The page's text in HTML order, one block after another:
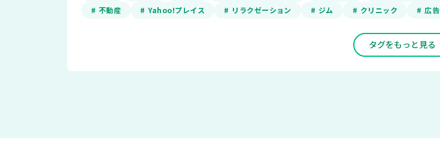
# 不動産
# Yahoo!プレイス # リラクゼーション # ジム # クリニック # 広告
タグをもっと見る